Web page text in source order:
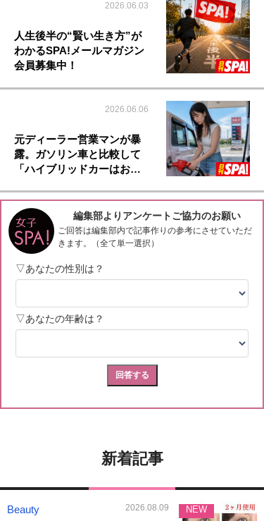
2026.06.03
人生後半の“賢い生き方”が
わかるSPA!メールマガジン
会員募集中！
2026.06.06
元ディーラー営業マンが暴
露。ガソリン車と比較して
「ハイブリッドカーはお…
新着記事
Beauty 2026.08.09 NEW